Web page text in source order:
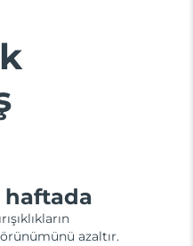
haftada
azaltır.